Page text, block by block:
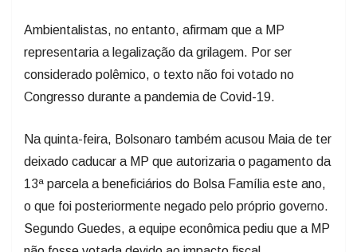
Ambientalistas, no entanto, afirmam que a MP
representaria a legalização da grilagem. Por ser
considerado polêmico, o texto não foi votado no
Congresso durante a pandemia de Covid-19.
Na quinta-feira, Bolsonaro também acusou Maia de ter
deixado caducar a MP que autorizaria o pagamento da
13ª parcela a beneficiários do Bolsa Família este ano,
o que foi posteriormente negado pelo próprio governo.
Segundo Guedes, a equipe econômica pediu que a MP